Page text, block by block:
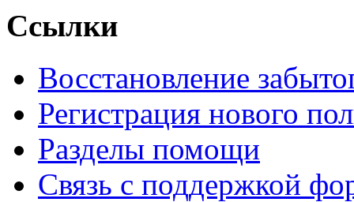
Ссылки
Восстановление
Регистрация нового
Разделы помощи
Связь с поддержкой